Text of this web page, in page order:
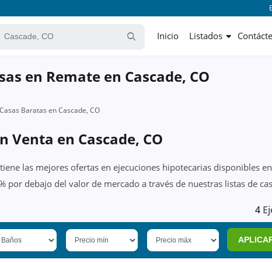
Inicio Listados
en Remate en Cascade, CO
Casas Baratas en Cascade, CO
Venta en Cascade, CO
las mejores ofertas en ejecuciones hipotecarias disponibles
por debajo del valor de mercado a través de nuestras listas de
4